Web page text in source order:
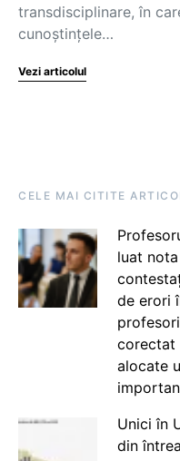
transdisciplinare, în
cunoștințele…
Vezi articolul
CELE MAI CITITE
luat
de erori
corectat
alocate
Unici în
din